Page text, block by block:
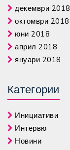
декември 2018
октомври 2018
юни 2018
април 2018
януари 2018
Категории
Инициативи
Интервю
Новини